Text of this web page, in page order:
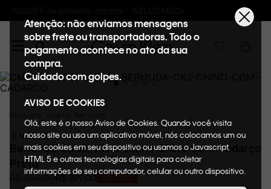
Frete GRÁTIS nas compras acima de R$600
Atenção: não enviamos mensagens
sobre frete ou transportadoras. Todo o
pagamento acontece no ato da sua
compra.
Cuidado com golpes.
AVISO DE COOKIES
Olá, este é o nosso Aviso de Cookies. Quando você visita
nosso site ou usa um aplicativo móvel, nós colocamos um ou
mais cookies em seu dispositivo ou usamos o Javascript,
HTML 5 e outras tecnologias digitais para coletar
informações de seu computador, celular ou outro dispositivo.
VOLTAR
Bermuda Calvin Klein Jeans Chino Com Cadarço
Preto
559,00R$399 ,00 29%